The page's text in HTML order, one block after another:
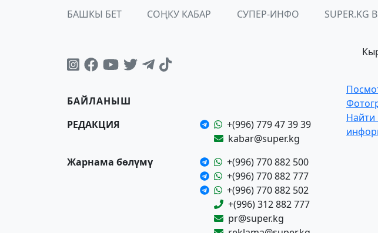
БАШКЫ БЕТ СОҢКУ КАБАР СУПЕР-ИНФО SUPER.KG
БАЙЛАНЫШ
РЕДАКЦИЯ
+(996) 779 47 39 39
kabar@super.kg
Жарнама бөлүмү
+(996) 770 882 500
+(996) 770 882 777
+(996) 770 882 502
+(996) 312 882 777
pr@super.kg
Найти